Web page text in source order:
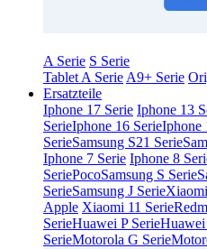
A Serie S Serie
Tablet A Serie A9+ Serie
Ersatzteile
Iphone 17 Serie Iphone 13
SerieIphone 16 SerieIphone
SerieSamsung S21 Serie
Iphone 7 Serie Iphone 8
SeriePocoSamsung S Serie
SerieSamsung J SerieXiaomi
Apple Xiaomi 11 Serie
SerieHuawei P Serie
SerieMotorola G Serie